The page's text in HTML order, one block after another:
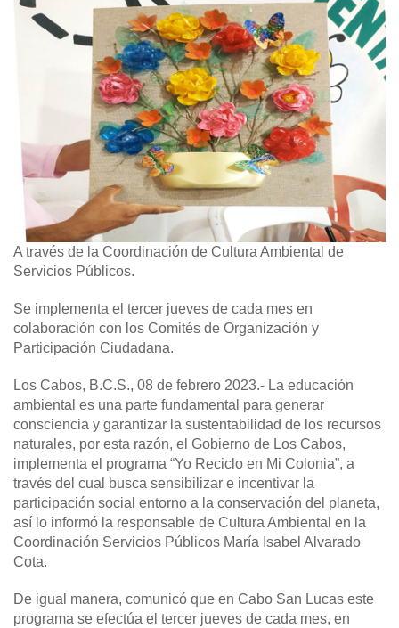
A través de la Coordinación de Cultura Ambiental de
Servicios Públicos.
Se implementa el tercer jueves de cada mes en
colaboración con los Comités de Organización y
Participación Ciudadana.
Los Cabos, B.C.S., 08 de febrero 2023.- La educación
ambiental es una parte fundamental para generar
consciencia y garantizar la sustentabilidad de los recursos
naturales, por esta razón, el Gobierno de Los Cabos,
implementa el programa “Yo Reciclo en Mi Colonia”, a
través del cual busca sensibilizar e incentivar la
participación social entorno a la conservación del planeta,
así lo informó la responsable de Cultura Ambiental en la
Coordinación Servicios Públicos María Isabel Alvarado
Cota.
De igual manera, comunicó que en Cabo San Lucas este
programa se efectúa el tercer jueves de cada mes, en